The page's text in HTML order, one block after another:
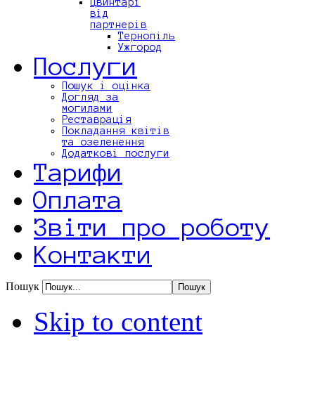
від
партнерів
Тернопіль
Ужгород
Послуги
Пошук і оцінка
Догляд за
могилами
Реставрація
Покладання квітів
та озеленення
Додаткові послуги
Тарифи
Оплата
Звіти про роботу
Контакти
Пошук
Skip to content